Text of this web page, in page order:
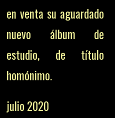
en venta su aguardado
nuevo álbum de
estudio, de título
homónimo.
julio 2020